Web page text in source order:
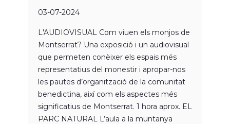
03-07-2024
L'AUDIOVISUAL Com viuen els monjos de
Montserrat? Una exposició i un audiovisual
que permeten conèixer els espais més
representatius del monestir i apropar-nos
les pautes d’organització de la comunitat
benedictina, així com els aspectes més
significatius de Montserrat. 1 hora aprox. EL
PARC NATURAL L’aula a la muntanya